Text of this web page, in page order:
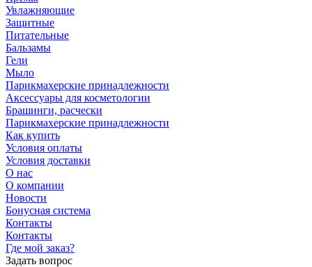
Увлажняющие
Защитные
Питательные
Бальзамы
Гели
Мыло
Парикмахерские принадлежности
Аксессуары для косметологии
Брашинги, расчески
Парикмахерские принадлежности
Как купить
Условия оплаты
Условия доставки
О нас
О компании
Новости
Бонусная система
Контакты
Контакты
Где мой заказ?
Задать вопрос